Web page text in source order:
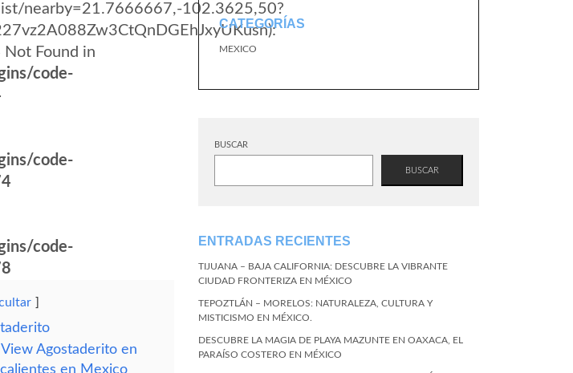
nearby=21.7666667,-102.3625,50?
Found in
code-
code-
code-
Agostaderito en
en Mexico
CATEGORÍAS
MEXICO
BUSCAR
BUSCAR
ENTRADAS RECIENTES
TIJUANA – BAJA CALIFORNIA: DESCUBRE LA VIBRANTE
CIUDAD FRONTERIZA EN MÉXICO
TEPOZTLÁN – MORELOS: NATURALEZA, CULTURA Y
MISTICISMO EN MÉXICO.
DESCUBRE LA MAGIA DE PLAYA MAZUNTE EN OAXACA, EL
PARAÍSO COSTERO EN MÉXICO